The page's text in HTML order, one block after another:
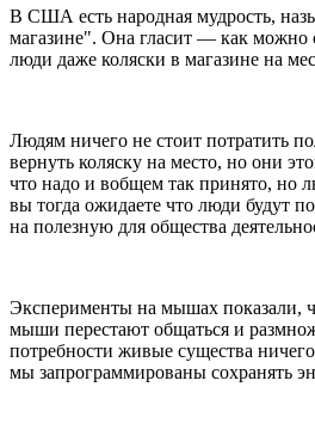
В США есть народная мудрость,
магазине". Она гласит — как можно
люди даже коляски в магазине на
Людям ничего не стоит потратить
вернуть коляску на место, но они
что надо и вобщем так принято, но
вы тогда ожидаете что люди будут
на полезную для общества
Эксперименты на мышах показали,
мыши перестают общаться и
потребности живые существа ничего
мы запрограммированы сохранять